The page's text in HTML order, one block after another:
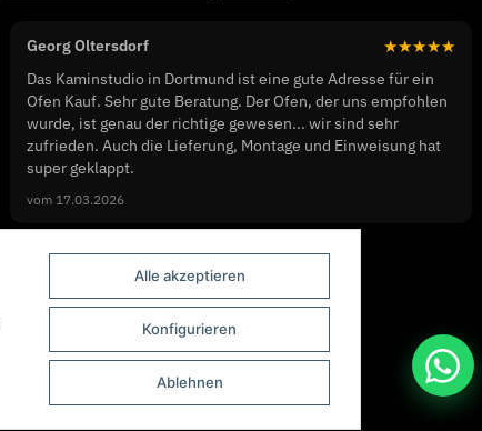
Alle akzeptieren
Konfigurieren
Ablehnen
Georg Oltersdorf
★★★★★
Das Kaminstudio in Dortmund ist eine gute Adresse für ein
Ofen Kauf. Sehr gute Beratung. Der Ofen, der uns empfohlen
wurde, ist genau der richtige gewesen... wir sind sehr
zufrieden. Auch die Lieferung, Montage und Einweisung hat
super geklappt.
vom 17.03.2026